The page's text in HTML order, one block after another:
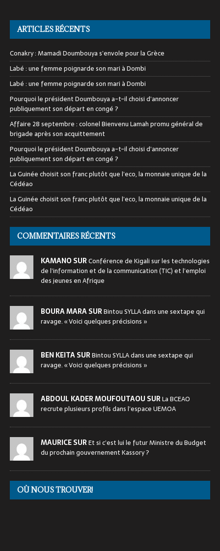
ARTICLES RÉCENTS
Conakry : Mamadi Doumbouya s’envole pour la Grèce
Labé : une femme poignarde son mari à Dombi
Labé : une femme poignarde son mari à Dombi
Pourquoi le président Doumbouya a-t-il choisi d’annoncer
publiquement son départ en congé ?
Affaire 28 septembre : colonel Bienvenu Lamah promu général de
brigade après son acquittement
Pourquoi le président Doumbouya a-t-il choisi d’annoncer
publiquement son départ en congé ?
La Guinée choisit son franc plutôt que l’eco, la monnaie unique de la
Cédéao
La Guinée choisit son franc plutôt que l’eco, la monnaie unique de la
Cédéao
COMMENTAIRES RÉCENTS
KAMANO SURConférence de Kigali sur les technologies
de l’information et de la communication (TIC) et l’emploi
des jeunes en Afrique
BOURA MARA SURBintou SYLLA dans une sextape qui
ravage. « Voici quelques précisions »
BEN KEITA SURBintou SYLLA dans une sextape qui
ravage. « Voici quelques précisions »
ABDOUL KADER MOUFOUTAOU SURLa BCEAO
recrute plusieurs profils dans l’espace UEMOA
MAURICE SUREt si c’est lui le futur Ministre du Budget
du prochain gouvernement Kassory ?
OÙ NOUS TROUVER!